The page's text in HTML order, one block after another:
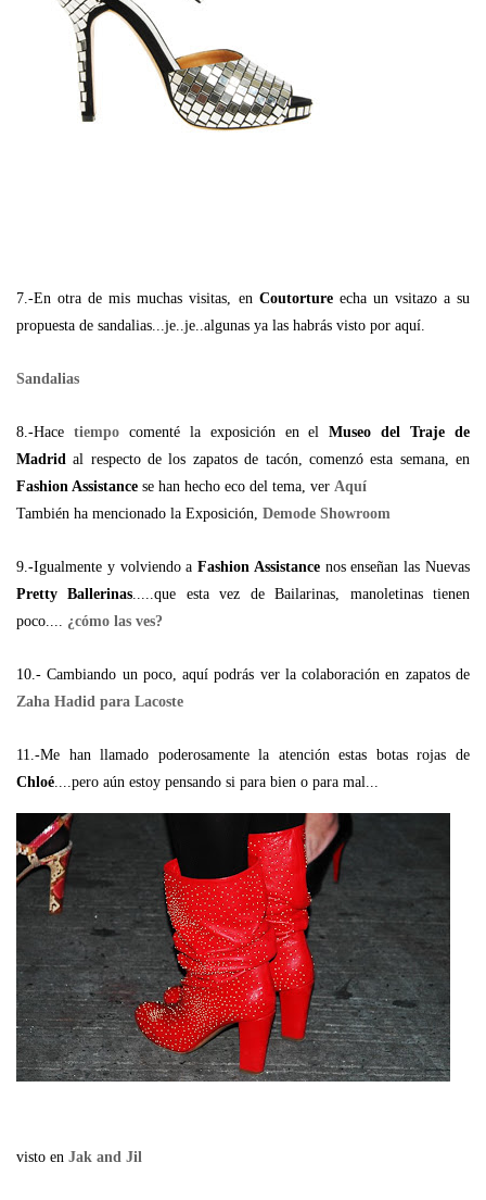
7.-En otra de mis muchas visitas, en Coutortureecha un vsitazo a su
propuesta de sandalias...je..je..algunas ya las habrás visto por aquí.
Sandalias
8.-Hace tiempocomenté la exposición en elMuseo del Traje de
Madrid al respecto de los zapatos de tacón, comenzó esta semana, en
Fashion Assistance se han hecho eco del tema, ver Aquí
También ha mencionado la Exposición, Demode Showroom
9.-Igualmente y volviendo aFashion Assistancenos enseñan las Nuevas
Pretty Ballerinas .....que esta vez de Bailarinas, manoletinas tienen
poco.... ¿cómo las ves?
10.- Cambiando un poco, aquí podrás ver la colaboración en zapatos de
Zaha Hadid para Lacoste
11.-Me han llamado poderosamente la atención estas botas rojas de
Chloé ....pero aún estoy pensando si para bien o para mal...
visto en Jak and Jil